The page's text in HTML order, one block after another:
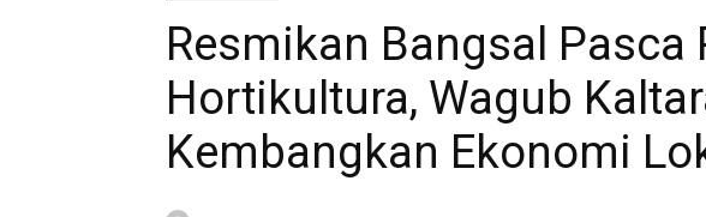
Resmikan Bangsal Pasca
Hortikultura, Wagub
Kembangkan Ekonomi